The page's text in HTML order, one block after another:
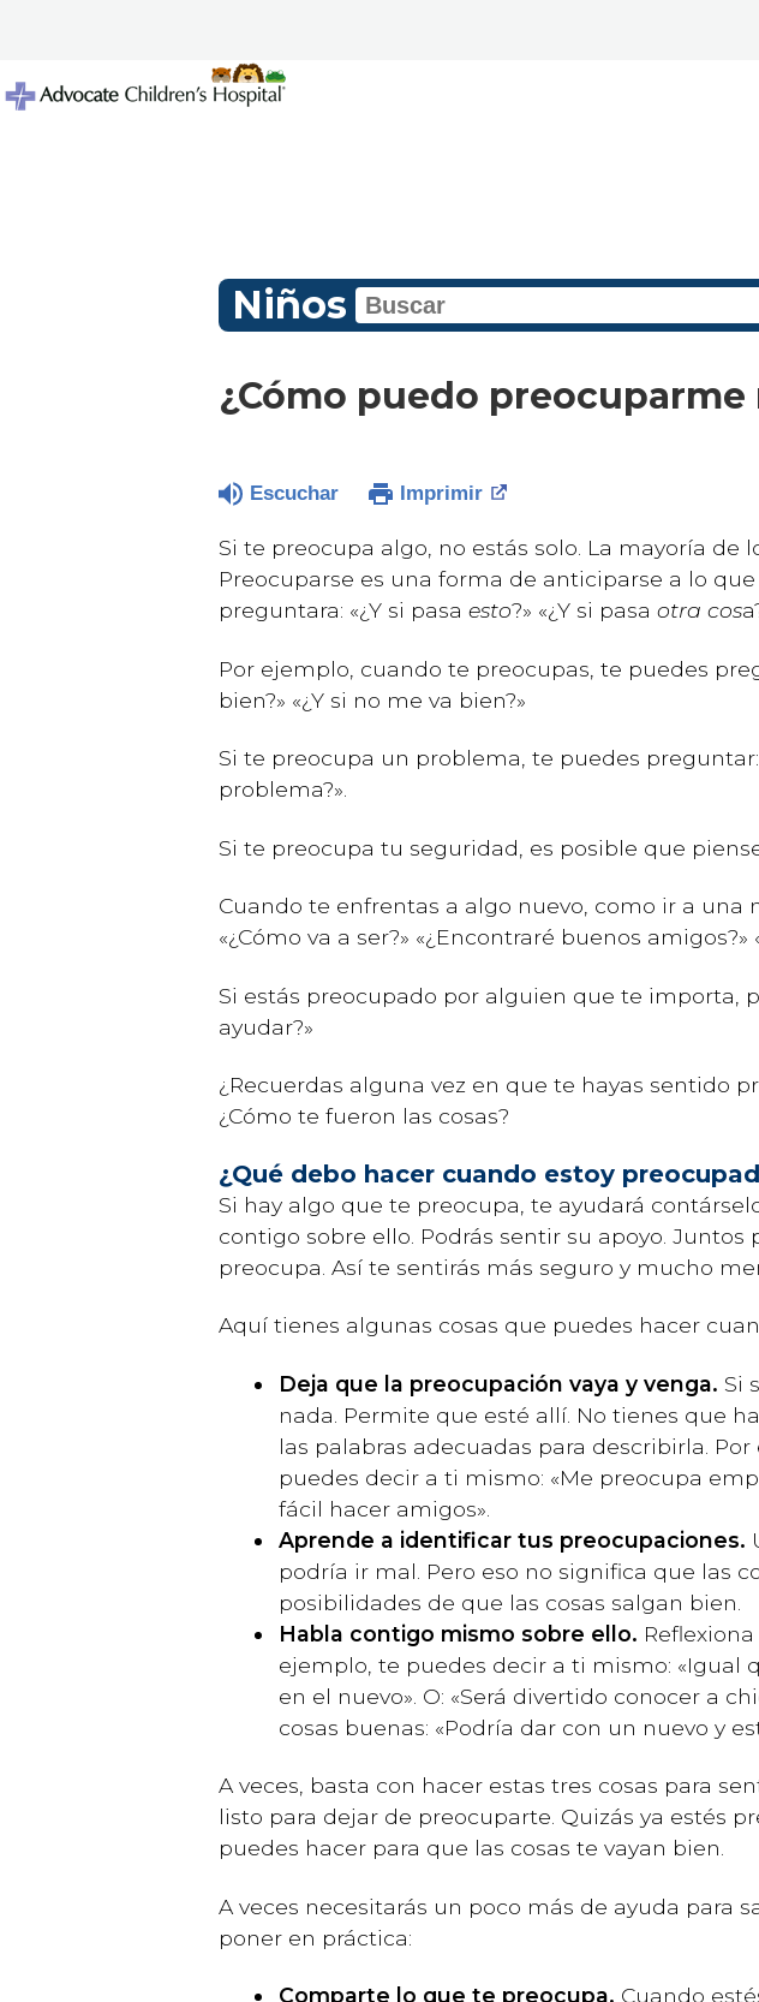
Niños
¿Cómo puedo preocuparme
Escuchar Imprimir
Si te preocupa algo, no estás solo. La mayoría de
Preocuparse es una forma de anticiparse a lo
preguntara: «¿Y si pasa esto?» «¿Y si pasa otra cos
Por ejemplo, cuando te preocupas, te puedes
bien?» «¿Y si no me va bien?»
Si te preocupa un problema, te puedes
problema?».
Si te preocupa tu seguridad, es posible que
Cuando te enfrentas a algo nuevo, como ir a una
«¿Cómo va a ser?» «¿Encontraré buenos
Si estás preocupado por alguien que te importa,
ayudar?»
¿Recuerdas alguna vez en que te hayas sentido
¿Cómo te fueron las cosas?
¿Qué debo hacer cuando estoy
Si hay algo que te preocupa, te ayudará
contigo sobre ello. Podrás sentir su apoyo.
preocupa. Así te sentirás más seguro y mucho
Aquí tienes algunas cosas que puedes hacer
Deja que la preocupación vaya y venga. Si
nada. Permite que esté allí. No tienes que
las palabras adecuadas para describirla.
puedes decir a ti mismo: «Me preocupa
fácil hacer amigos».
Aprende a identificar tus preocupaciones.
podría ir mal. Pero eso no significa que las
posibilidades de que las cosas salgan bien.
Habla contigo mismo sobre ello.
ejemplo, te puedes decir a ti mismo:
en el nuevo». O: «Será divertido conocer a
cosas buenas: «Podría dar con un nuevo y
A veces, basta con hacer estas tres cosas para
listo para dejar de preocuparte. Quizás ya estés
puedes hacer para que las cosas te vayan bien.
A veces necesitarás un poco más de ayuda para
poner en práctica:
Comparte lo que te preocupa. Cuando